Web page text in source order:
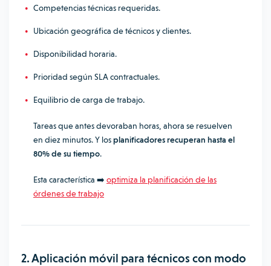
Competencias técnicas requeridas.
Ubicación geográfica de técnicos y clientes.
Disponibilidad horaria.
Prioridad según SLA contractuales.
Equilibrio de carga de trabajo.
Tareas que antes devoraban horas, ahora se resuelven
en diez minutos. Y losplanificadores recuperan hasta el
80% de su tiempo.
Esta característica ➡️ optimiza la planificación de las
órdenes de trabajo
2. Aplicación móvil para técnicos con modo